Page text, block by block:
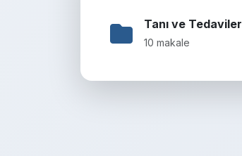
Tanı ve Tedaviler
10 makale